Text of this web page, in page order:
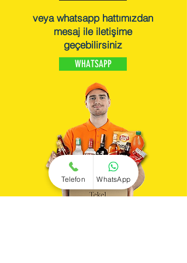
veya whatsapp hattımızdan
mesaj ile iletişime
geçebilirsiniz
WHATSAPP
Telefon WhatsApp